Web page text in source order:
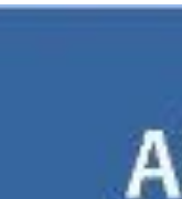
kleinen Teil ihrer